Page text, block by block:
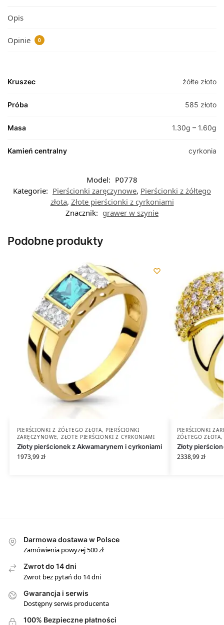
Opis
Opinie 0
Kruszec żółte złoto
Próba 585 złoto
Masa 1.30g – 1.60g
Kamień centralny cyrkonia
Model: P0778
Kategorie: Pierścionki zaręczynowe, Pierścionki z żółtego
złota, Złote pierścionki z cyrkoniami
Znacznik: grawer w szynie
Podobne produkty
PIERŚCIONKI Z ŻÓŁTEGO ZŁOTA, PIERŚCIONKI
ZARĘCZYNOWE, ZŁOTE PIERŚCIONKI Z CYRKONIAMI
Złoty pierścionek z Akwamarynem i cyrkoniami
1973,99zł
PIERŚCIONKI
ŻÓŁTEGO ZŁOTA
Złoty
2338,99zł
Darmowa dostawa w Polsce
Zamówienia powyżej 500 zł
Zwrot do 14 dni
Zwrot bez pytań do 14 dni
Gwarancja i serwis
Dostępny serwis producenta
100% Bezpieczne płatności